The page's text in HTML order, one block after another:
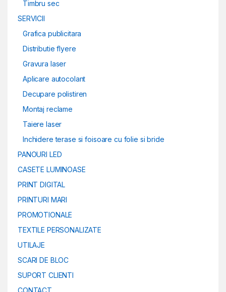
Timbru sec
SERVICII
Grafica publicitara
Distributie flyere
Gravura laser
Aplicare autocolant
Decupare polistiren
Montaj reclame
Taiere laser
Inchidere terase si foisoare cu folie si bride
PANOURI LED
CASETE LUMINOASE
PRINT DIGITAL
PRINTURI MARI
PROMOTIONALE
TEXTILE PERSONALIZATE
UTILAJE
SCARI DE BLOC
SUPORT CLIENTI
CONTACT